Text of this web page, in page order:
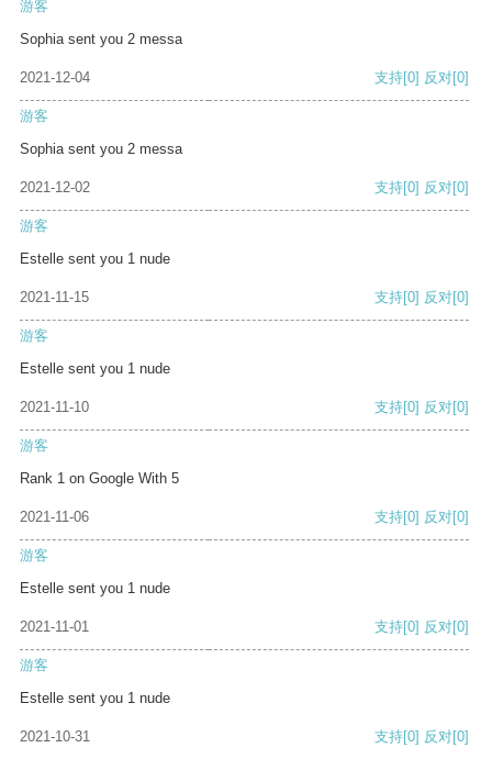
游客
Sophia sent you 2 messa
2021-12-04 支持[0] 反对[0]
游客
Sophia sent you 2 messa
2021-12-02 支持[0] 反对[0]
游客
Estelle sent you 1 nude
2021-11-15 支持[0] 反对[0]
游客
Estelle sent you 1 nude
2021-11-10 支持[0] 反对[0]
游客
Rank 1 on Google With 5
2021-11-06 支持[0] 反对[0]
游客
Estelle sent you 1 nude
2021-11-01 支持[0] 反对[0]
游客
Estelle sent you 1 nude
2021-10-31 支持[0] 反对[0]